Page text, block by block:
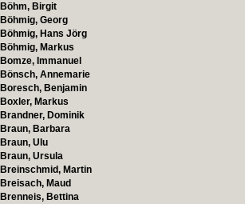
Böhm, Birgit
Böhmig, Georg
Böhmig, Hans Jörg
Böhmig, Markus
Bomze, Immanuel
Bönsch, Annemarie
Boresch, Benjamin
Boxler, Markus
Brandner, Dominik
Braun, Barbara
Braun, Ulu
Braun, Ursula
Breinschmid, Martin
Breisach, Maud
Brenneis, Bettina